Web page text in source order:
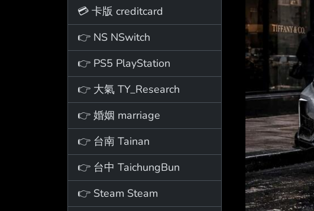
💳 卡版 creditcard
👉 NS NSwitch
👉 PS5 PlayStation
👉 大氣 TY_Research
👉 婚姻 marriage
👉 台南 Tainan
👉 台中 TaichungBun
👉 Steam Steam